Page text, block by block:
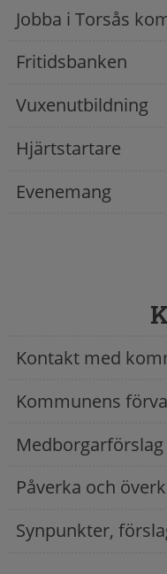
Jobba i Torsås
Fritidsbanken
Vuxenutbildning
Hjärtstartare
Evenemang
Kontakt med
Kommunens
Påverka och
Synpunkter,